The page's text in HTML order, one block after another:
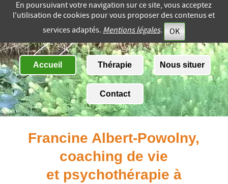
En poursuivant votre navigation sur ce site, vous acceptez
l'utilisation de cookies pour vous proposer des contenus et
services adaptés. Mentions légales. OK
Accueil Thérapie Nous situer
Contact
Francine Albert-Powolny,
coaching de vie
et psychothérapie à